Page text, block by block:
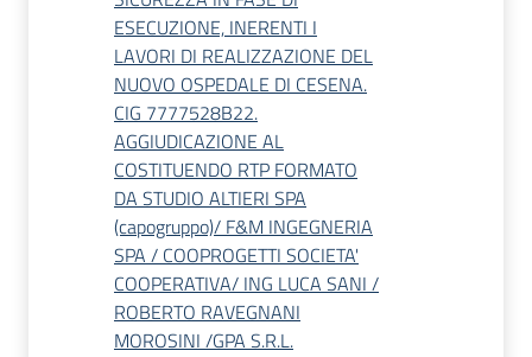
ESECUZIONE, INERENTI I
LAVORI DI REALIZZAZIONE DEL
NUOVO OSPEDALE DI CESENA.
CIG 7777528B22.
AGGIUDICAZIONE AL
COSTITUENDO RTP FORMATO
DA STUDIO ALTIERI SPA
(capogruppo)/ F&M INGEGNERIA
SPA / COOPROGETTI SOCIETA'
COOPERATIVA/ ING LUCA SANI /
ROBERTO RAVEGNANI
MOROSINI /GPA S.R.L.